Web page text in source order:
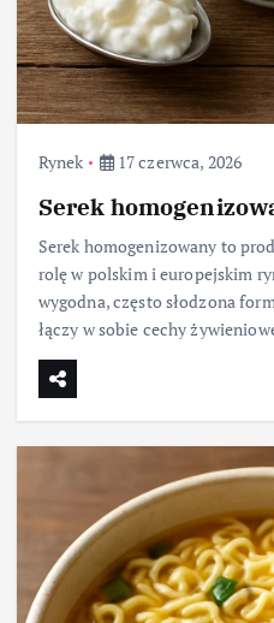
Rynek 17 czerwca, 2026
Serek
Serek homogenizowany to
rolę w polskim i europejskim
wygodna, często słodzona
łączy w sobie cechy